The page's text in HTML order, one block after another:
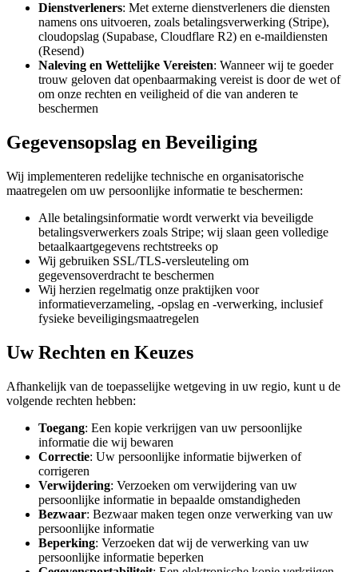
Dienstverleners: Met externe dienstverleners die diensten
namens ons uitvoeren, zoals betalingsverwerking (Stripe),
cloudopslag (Supabase, Cloudflare R2) en e-maildiensten
(Resend)
Naleving en Wettelijke Vereisten: Wanneer wij te goeder
trouw geloven dat openbaarmaking vereist is door de wet of
om onze rechten en veiligheid of die van anderen te
beschermen
Gegevensopslag en Beveiliging
Wij implementeren redelijke technische en organisatorische
maatregelen om uw persoonlijke informatie te beschermen:
Alle betalingsinformatie wordt verwerkt via beveiligde
betalingsverwerkers zoals Stripe; wij slaan geen volledige
betaalkaartgegevens rechtstreeks op
Wij gebruiken SSL/TLS-versleuteling om
gegevensoverdracht te beschermen
Wij herzien regelmatig onze praktijken voor
informatieverzameling, -opslag en -verwerking, inclusief
fysieke beveiligingsmaatregelen
Uw Rechten en Keuzes
Afhankelijk van de toepasselijke wetgeving in uw regio, kunt u de
volgende rechten hebben:
Toegang: Een kopie verkrijgen van uw persoonlijke
informatie die wij bewaren
Correctie: Uw persoonlijke informatie bijwerken of
corrigeren
Verwijdering: Verzoeken om verwijdering van uw
persoonlijke informatie in bepaalde omstandigheden
Bezwaar: Bezwaar maken tegen onze verwerking van uw
persoonlijke informatie
Beperking: Verzoeken dat wij de verwerking van uw
persoonlijke informatie beperken